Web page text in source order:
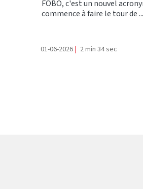
FOBO, c'est un nouvel
commence à faire le tour de ...
01-06-2026 | 2 min 34 sec